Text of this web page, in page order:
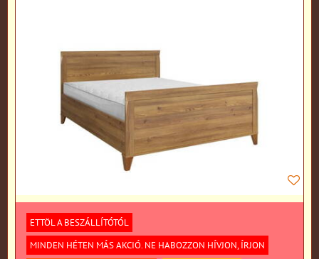
ETTÖL A BESZÁLLÍTÓTÓL
MINDEN HÉTEN MÁS AKCIÓ. NE HABOZZON HÍVJON, ÍRJON